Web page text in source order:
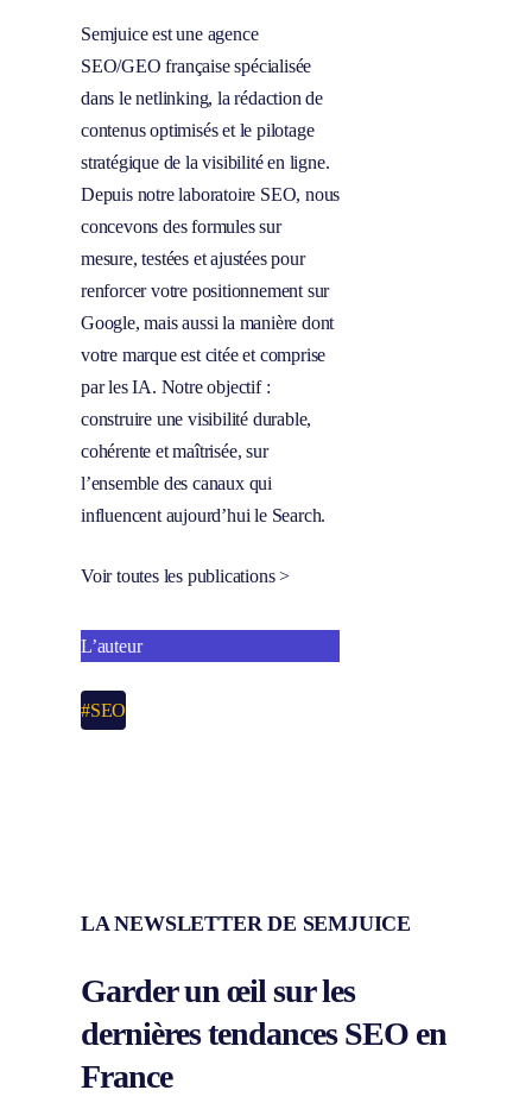
Semjuice est une agence
SEO/GEO française spécialisée
dans le netlinking, la rédaction de
contenus optimisés et le pilotage
stratégique de la visibilité en ligne.
Depuis notre laboratoire SEO, nous
concevons des formules sur
mesure, testées et ajustées pour
renforcer votre positionnement sur
Google, mais aussi la manière dont
votre marque est citée et comprise
par les IA. Notre objectif :
construire une visibilité durable,
cohérente et maîtrisée, sur
l’ensemble des canaux qui
influencent aujourd’hui le Search.
Voir toutes les publications >
L’auteur
#SEO
LA NEWSLETTER DE SEMJUICE
Garder un œil sur les
dernièrestendances SEO en
France